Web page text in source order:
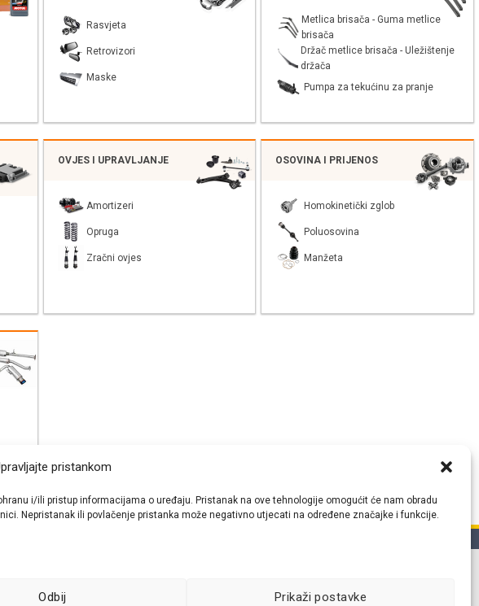
pristankom
i/ili pristup informacijama o uređaju. Pristanak na ove tehnologije omogućit će nam obradu
Nepristanak ili povlačenje pristanka može negativno utjecati na određene značajke i funkcije.
Odbij Prikaži postavke
Rasvjeta
Retrovizori
Maske
Metlica brisača - Guma metlice
brisača
Držač metlice brisača - Uležištenje
držača
Pumpa za tekućinu za pranje
OVJES I UPRAVLJANJE
Amortizeri
Opruga
Zračni ovjes
OSOVINA I PRIJENOS
Homokinetički zglob
Poluosovina
Manžeta
poznatih i priznatih
teretnih vozila.